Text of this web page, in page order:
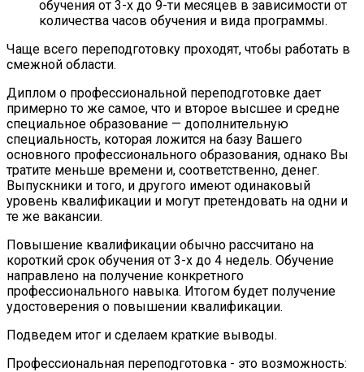
обучения от 3-х до 9-ти месяцев в зависимости от
количества часов обучения и вида программы.
Чаще всего переподготовку проходят, чтобы работать в
смежной области.
Диплом о профессиональной переподготовке дает
примерно то же самое, что и второе высшее и средне
специальное образование — дополнительную
специальность, которая ложится на базу Вашего
основного профессионального образования, однако Вы
тратите меньше времени и, соответственно, денег.
Выпускники и того, и другого имеют одинаковый
уровень квалификации и могут претендовать на одни и
те же вакансии.
Повышение квалификации обычно рассчитано на
короткий срок обучения от 3-х до 4 недель. Обучение
направлено на получение конкретного
профессионального навыка. Итогом будет получение
удостоверения о повышении квалификации.
Подведем итог и сделаем краткие выводы.
Профессиональная переподготовка - это возможность: